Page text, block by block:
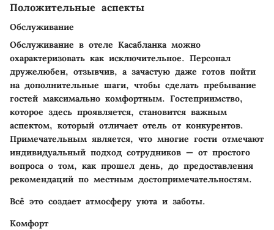
Положительные аспекты
Обслуживание
Обслуживание в отеле Касабланка можно
охарактеризовать как исключительное. Персонал
дружелюбен, отзывчив, а зачастую даже готов пойти
на дополнительные шаги, чтобы сделать пребывание
гостей максимально комфортным. Гостеприимство,
которое здесь проявляется, становится важным
аспектом, который отличает отель от конкурентов.
Примечательным является, что многие гости отмечают
индивидуальный подход сотрудников — от простого
вопроса о том, как прошел день, до предоставления
рекомендаций по местным достопримечательностям.
Всё это создает атмосферу уюта и заботы.
Комфорт